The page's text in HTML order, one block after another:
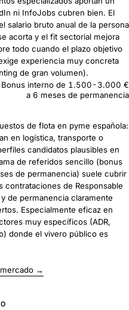
ni InfoJobs cubren bien. El
salario bruto anual de la persona
acorta y el fit sectorial mejora
todo cuando el plazo objetivo
experiencia muy concreta
de gran volumen).
Bonus interno de 1.500-3.000 €
a 6 meses de permanencia
de flota en pyme española:
en logística, transporte o
candidatos plausibles en
de referidos sencillo (bonus
de permanencia) suele cubrir
contrataciones de Responsable
de permanencia claramente
Especialmente eficaz en
muy específicos (ADR,
donde el vivero público es
→